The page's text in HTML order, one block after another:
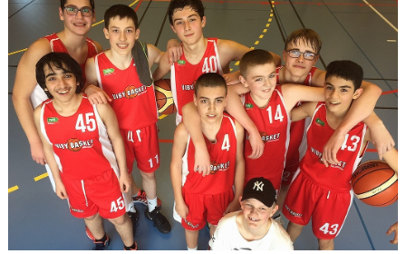
DOKUMENT
KONTAKT